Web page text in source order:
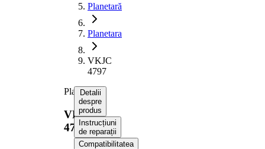
Planetară
Planetara
VKJC
4797
Planetara
VKJC
4797
Detalii
despre
produs
Instrucțiuni
de reparații
Compatibilitatea